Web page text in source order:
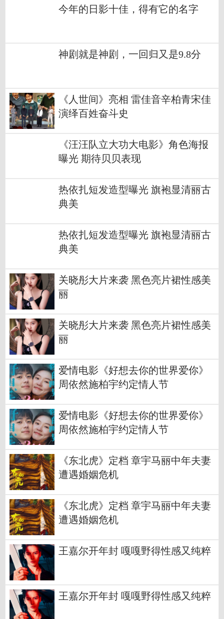
今年的日影十佳，得有它的名字
神剧就是神剧，一回归又是9.8分
《人世间》亮相 雷佳音辛柏青宋佳
演绎百姓奋斗史
《汪汪队立大功大电影》角色海报
曝光 期待贝贝表现
热依扎短发造型曝光 旗袍显清丽古
典美
热依扎短发造型曝光 旗袍显清丽古
典美
关晓彤大片来袭 黑色亮片裙性感美
丽
关晓彤大片来袭 黑色亮片裙性感美
丽
爱情电影《好想去你的世界爱你》
周依然施柏宇约定情人节
爱情电影《好想去你的世界爱你》
周依然施柏宇约定情人节
《东北虎》定档 章宇马丽中年夫妻
遭遇婚姻危机
《东北虎》定档 章宇马丽中年夫妻
遭遇婚姻危机
王嘉尔开年封 嘎嘎野得性感又纯粹
王嘉尔开年封 嘎嘎野得性感又纯粹